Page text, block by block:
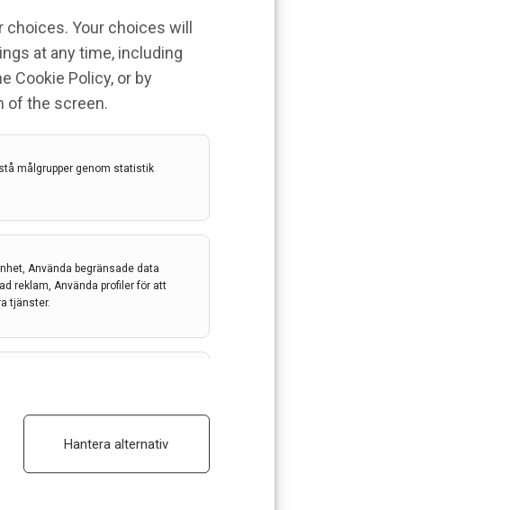
Your choices will
at any time, including
Cookie Policy, or by
of the screen.
målgrupper genom statistik
Använda begränsade data
reklam, Använda profiler för att
tjänster.
enheter, Identifierar enheter
ALLTID AKTIV
Hantera alternativ
som
för veckan som
senaste numret av